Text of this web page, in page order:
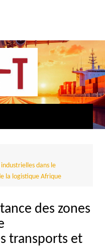
dans le
la logistique Afrique
des zones
transports et